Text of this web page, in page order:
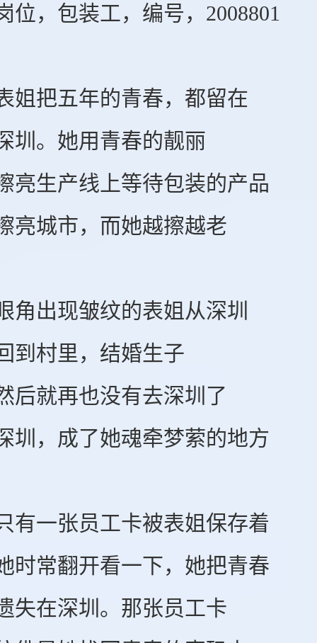
包装工，编号，2008801
五年的青春，都留在
她用青春的靓丽
产线上等待包装的产品
市，而她越擦越老
现皱纹的表姐从深圳
里，结婚生子
再也没有去深圳了
成了她魂牵梦萦的地方
张员工卡被表姐保存着
翻开看一下，她把青春
深圳。那张员工卡